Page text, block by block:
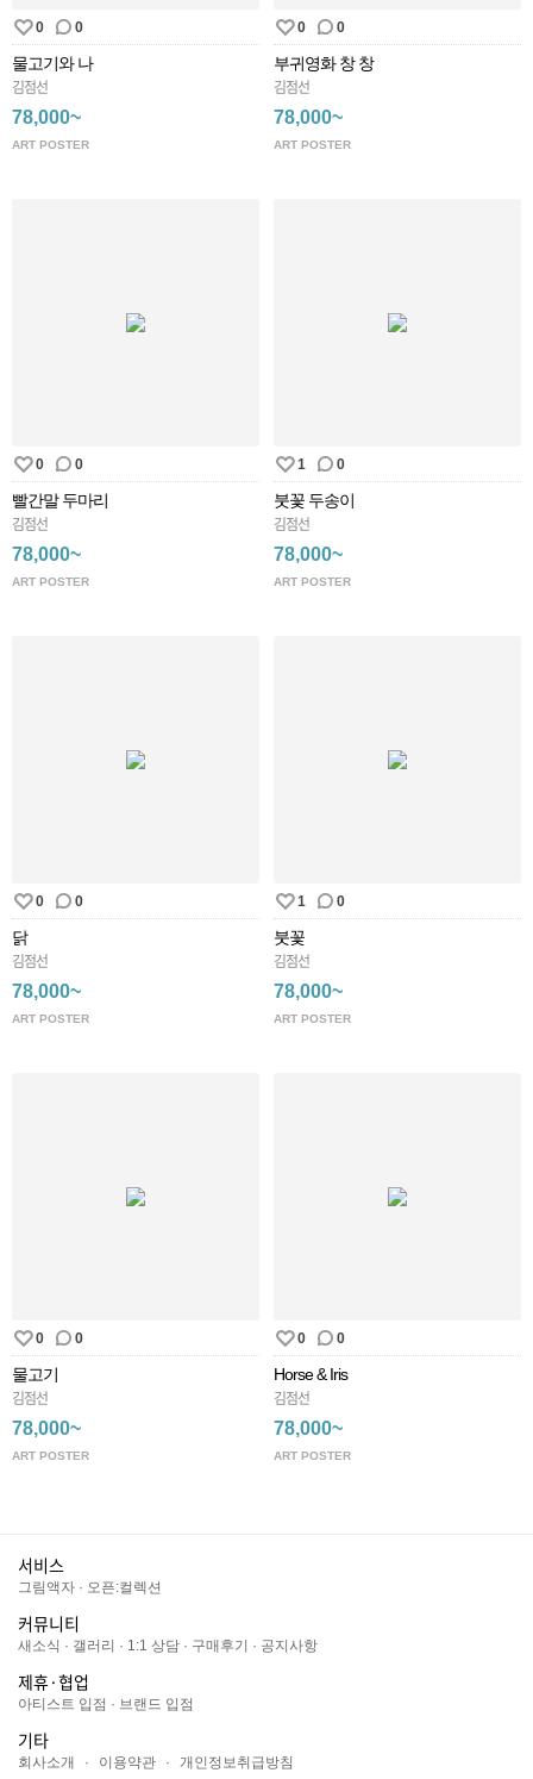
0 0
물고기와 나
김점선
78,000~
ART POSTER
0 0
부귀영화 창 창
김점선
78,000~
ART POSTER
0 0
빨간말 두마리
김점선
78,000~
ART POSTER
1 0
붓꽃 두송이
김점선
78,000~
ART POSTER
0 0
닭
김점선
78,000~
ART POSTER
1 0
붓꽃
김점선
78,000~
ART POSTER
0 0
물고기
김점선
78,000~
ART POSTER
0 0
Horse & Iris
김점선
78,000~
ART POSTER
서비스
그림액자 · 오픈:컬렉션
커뮤니티
새소식 · 갤러리 · 1:1 상담 · 구매후기 · 공지사항
제휴·협업
아티스트 입점 · 브랜드 입점
기타
회사소개 · 이용약관 · 개인정보취급방침